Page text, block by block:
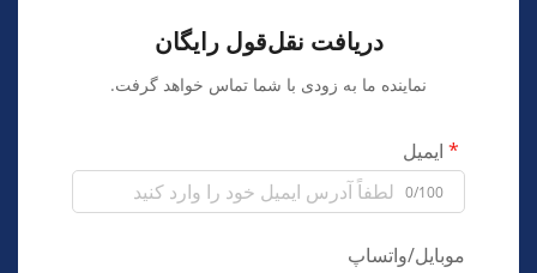
دریافت نقل‌قول رایگان
نماینده ما به زودی با شما تماس خواهد گرفت.
ایمیل
0/100
موبایل/واتساپ